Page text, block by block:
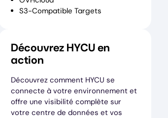
S3-Compatible Targets
Découvrez HYCU en
action
Découvrez comment HYCU se
connecte à votre environnement et
offre une visibilité complète sur
votre centre de données et vos